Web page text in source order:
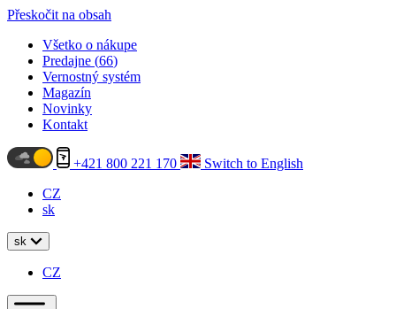
Přeskočit na obsah
Všetko o nákupe
Predajne (66)
Vernostný systém
Magazín
Novinky
Kontakt
+421 800 221 170
Switch to English
CZ
sk
sk
CZ